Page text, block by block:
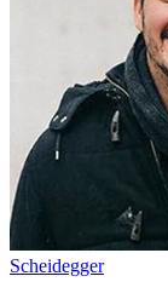
Scheidegger